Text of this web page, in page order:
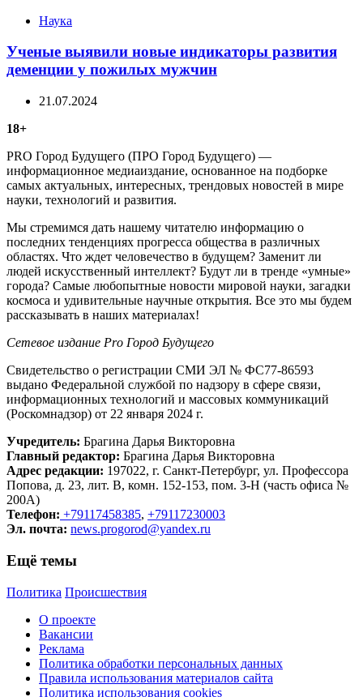
Categories
Наука
Ученые выявили новые индикаторы развития
деменции у пожилых мужчин
21.07.2024
18+
PRO Город Будущего (ПРО Город Будущего) —
информационное медиаиздание, основанное на подборке
самых актуальных, интересных, трендовых новостей в мире
науки, технологий и развития.
Мы стремимся дать нашему читателю информацию о
последних тенденциях прогресса общества в различных
областях. Что ждет человечество в будущем? Заменит ли
людей искусственный интеллект? Будут ли в тренде «умные»
города? Самые любопытные новости мировой науки, загадки
космоса и удивительные научные открытия. Все это мы будем
рассказывать в наших материалах!
Сетевое издание Рrо Город Будущего
Свидетельство о регистрации СМИ ЭЛ № ФС77-86593
выдано Федеральной службой по надзору в сфере связи,
информационных технологий и массовых коммуникаций
(Роскомнадзор) от 22 января 2024 г.
Учредитель: Брагина Дарья Викторовна
Главный редактор: Брагина Дарья Викторовна
Адрес редакции: 197022, г. Санкт-Петербург, ул. Профессора
Попова, д. 23, лит. В, комн. 152-153, пом. 3-Н (часть офиса №
200А)
Телефон: +79117458385, +79117230003
Эл. почта: news.progorod@yandex.ru
Ещё темы
Политика Происшествия
О проекте
Вакансии
Реклама
Политика обработки персональных данных
Правила использования материалов сайта
Политика использования cookies